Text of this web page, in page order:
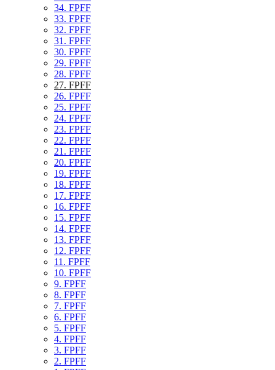
34. FPFF
33. FPFF
32. FPFF
31. FPFF
30. FPFF
29. FPFF
28. FPFF
27. FPFF
26. FPFF
25. FPFF
24. FPFF
23. FPFF
22. FPFF
21. FPFF
20. FPFF
19. FPFF
18. FPFF
17. FPFF
16. FPFF
15. FPFF
14. FPFF
13. FPFF
12. FPFF
11. FPFF
10. FPFF
9. FPFF
8. FPFF
7. FPFF
6. FPFF
5. FPFF
4. FPFF
3. FPFF
2. FPFF